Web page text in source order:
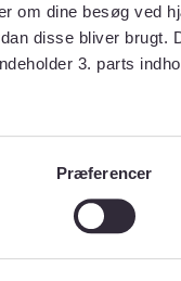
om dine besøg ved
disse bliver
3. parts
Præferencer